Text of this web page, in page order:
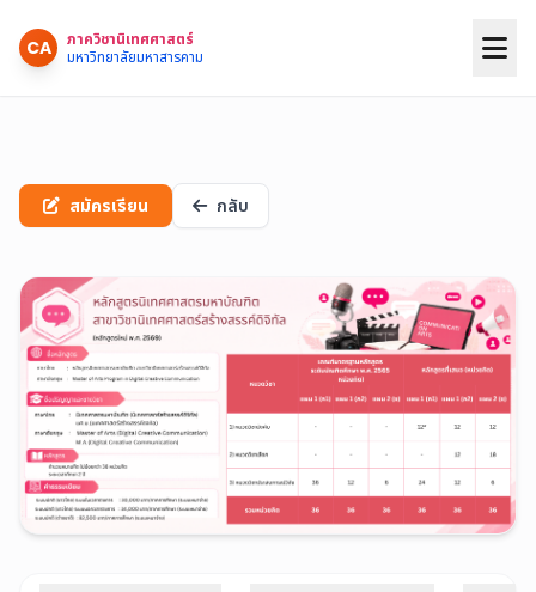
CA
ภาควิชานิเทศศาสตร์
มหาวิทยาลัยมหาสารคาม
สมัครเรียน กลับ